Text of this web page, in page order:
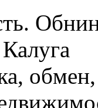
обмен,